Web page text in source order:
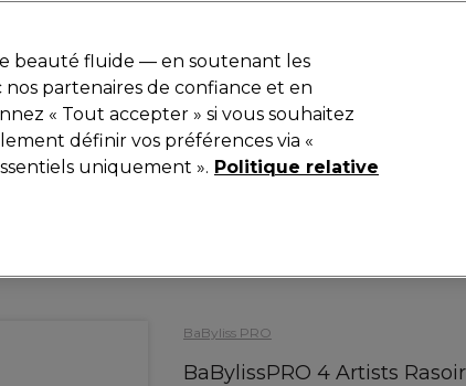
Rechercher
Equipement de salon Beauté Hommes
BaByliss PRO
BaBylissPRO 4 Artists
beauté fluide — en soutenant les
partenaires de confiance et en
« Tout accepter » si vous souhaitez
définir vos préférences via «
uniquement ». Politique relative